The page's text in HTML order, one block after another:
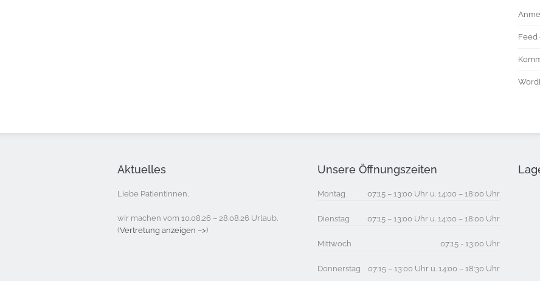
Feed
Aktuelles
Liebe Patientinnen,
wir machen vom 10.08.26 – 28.08.26 Urlaub.
(Vertretung anzeigen –>)
Unsere Öffnungszeiten
Montag 07:15 – 13:00 Uhr u. 14:00 – 18:00 Uhr
Dienstag 07:15 – 13:00 Uhr u. 14:00 – 18:00 Uhr
Mittwoch 07:15 - 13:00 Uhr
Donnerstag 07:15 – 13:00 Uhr u. 14:00 – 18:30 Uhr